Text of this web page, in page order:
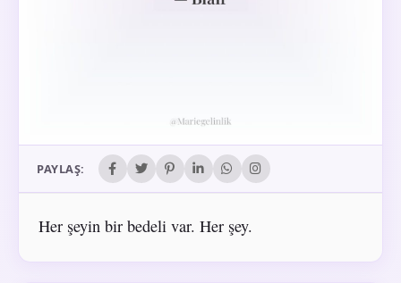
PAYLAŞ:
Her şeyin bir bedeli var. Her şey.